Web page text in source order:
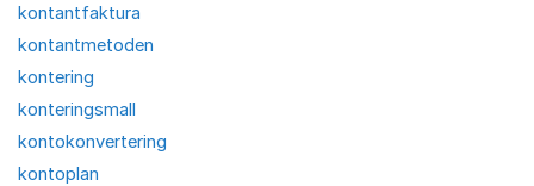
kontantfaktura
kontantmetoden
kontering
konteringsmall
kontokonvertering
kontoplan